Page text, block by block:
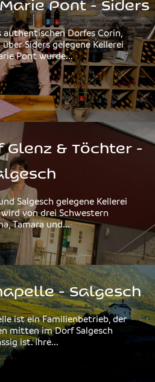
Pont - Siders
authentischen Dorfes Corin,
Siders gelegene Kellerei
Pont wurde...
Glenz & Töchter -
Salgesch gelegene Kellerei
von drei Schwestern
Tamara und...
- Salgesch
ist ein Familienbetrieb, der
mitten im Dorf Salgesch
ist. Ihre...